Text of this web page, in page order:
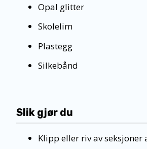
Opal glitter
Skolelim
Plastegg
Silkebånd
Slik gjør du
Klipp eller riv av seksjoner